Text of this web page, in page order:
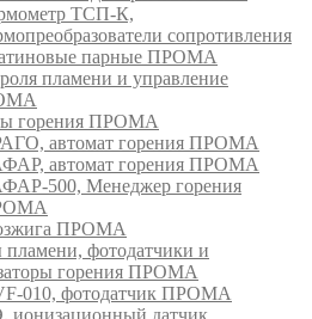
ТСП-К,
сопротивления
парные ПРОМА
пламени и управление
горения ПРОМА
автомат горения ПРОМА
автомат горения ПРОМА
500, Менеджер горения
ПРОМА
фотодатчики и
горения ПРОМА
010, фотодатчик ПРОМА
ионизационный датчик